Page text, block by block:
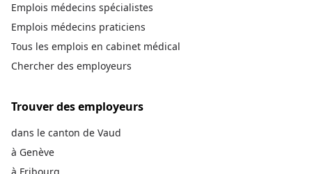
Emplois médecins spécialistes
Emplois médecins praticiens
Tous les emplois en cabinet médical
Chercher des employeurs
Trouver des employeurs
dans le canton de Vaud
à Genève